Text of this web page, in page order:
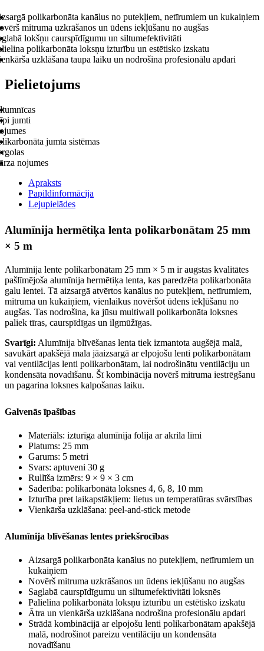
polikarbonāta kanālus no putekļiem, netīrumiem un kukaiņiem
mitruma uzkrāšanos un ūdens iekļūšanu no augšas
lokšņu caurspīdīgumu un siltumefektivitāti
polikarbonāta loksņu izturību un estētisko izskatu
uzklāšana taupa laiku un nodrošina profesionālu apdari
Pielietojums
jumti
jumta sistēmas
nojumes
Apraksts
Papildinformācija
Lejupielādes
Alumīnija hermētiķa lenta polikarbonātam 25 mm
× 5 m
Alumīnija lente polikarbonātam 25 mm × 5 m ir augstas kvalitātes
pašlīmējoša alumīnija hermētiķa lenta, kas paredzēta polikarbonāta
galu lentei. Tā aizsargā atvērtos kanālus no putekļiem, netīrumiem,
mitruma un kukaiņiem, vienlaikus novēršot ūdens iekļūšanu no
augšas. Tas nodrošina, ka jūsu multiwall polikarbonāta loksnes
paliek tīras, caurspīdīgas un ilgmūžīgas.
Svarīgi: Alumīnija blīvēšanas lenta tiek izmantota augšējā malā,
savukārt apakšējā mala jāaizsargā ar elpojošu lenti polikarbonātam
vai ventilācijas lenti polikarbonātam, lai nodrošinātu ventilāciju un
kondensāta novadīšanu. Šī kombinācija novērš mitruma iestrēgšanu
un pagarina loksnes kalpošanas laiku.
Galvenās īpašības
Materiāls: izturīga alumīnija folija ar akrila līmi
Platums: 25 mm
Garums: 5 metri
Svars: aptuveni 30 g
Rullīša izmērs: 9 × 9 × 3 cm
Saderība: polikarbonāta loksnes 4, 6, 8, 10 mm
Izturība pret laikapstākļiem: lietus un temperatūras svārstības
Vienkārša uzklāšana: peel-and-stick metode
Alumīnija blīvēšanas lentes priekšrocības
Aizsargā polikarbonāta kanālus no putekļiem, netīrumiem un
kukaiņiem
Novērš mitruma uzkrāšanos un ūdens iekļūšanu no augšas
Saglabā caurspīdīgumu un siltumefektivitāti loksnēs
Palielina polikarbonāta loksņu izturību un estētisko izskatu
Ātra un vienkārša uzklāšana nodrošina profesionālu apdari
Strādā kombinācijā ar elpojošu lenti polikarbonātam apakšējā
malā, nodrošinot pareizu ventilāciju un kondensāta
novadīšanu